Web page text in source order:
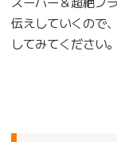
伝えしていくので
してみてください。